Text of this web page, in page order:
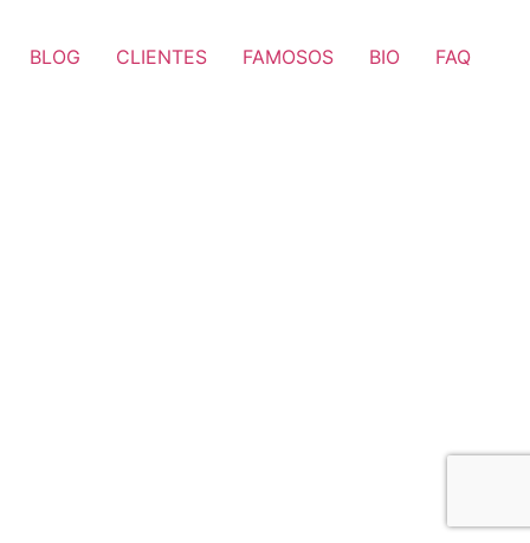
BLOG CLIENTES FAMOSOS BIO FAQ